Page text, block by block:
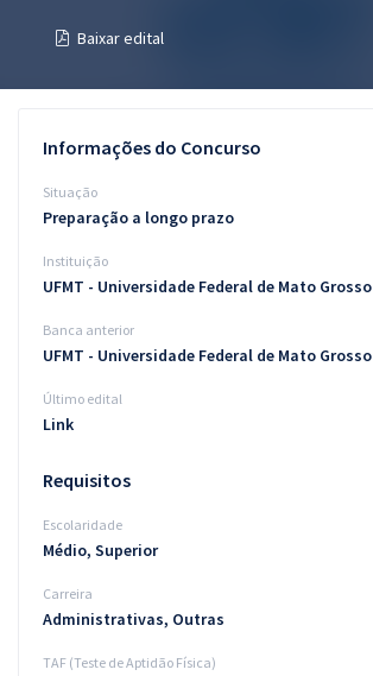
Questões grátis
Conteúdo gratuito
Aprovados
Atendimento
Baixar edital
Informações do Concurso
Situação
Preparação a longo prazo
Instituição
UFMT - Universidade Federal de Mato Grosso
Banca anterior
UFMT - Universidade Federal de Mato Grosso
Último edital
Link
Requisitos
Escolaridade
Médio, Superior
Carreira
Administrativas, Outras
TAF (Teste de Aptidão Física)